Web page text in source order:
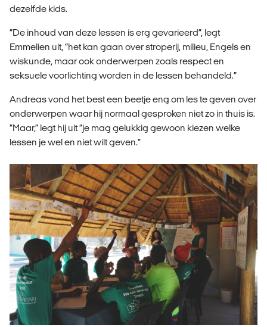
dezelfde kids.
“De inhoud van deze lessen is erg gevarieerd”, legt
Emmelien uit, “het kan gaan over stroperij, milieu, Engels en
wiskunde, maar ook onderwerpen zoals respect en
seksuele voorlichting worden in de lessen behandeld.”
Andreas vond het best een beetje eng om les te geven over
onderwerpen waar hij normaal gesproken niet zo in thuis is.
“Maar,” legt hij uit “je mag gelukkig gewoon kiezen welke
lessen je wel en niet wilt geven.”